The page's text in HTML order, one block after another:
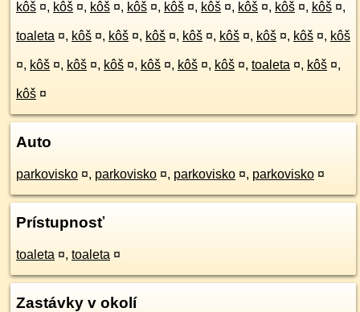
kôš ¤, kôš ¤, kôš ¤, kôš ¤, kôš ¤, kôš ¤, kôš ¤, kôš ¤, kôš ¤,
toaleta ¤, kôš ¤, kôš ¤, kôš ¤, kôš ¤, kôš ¤, kôš ¤, kôš ¤, kôš
¤, kôš ¤, kôš ¤, kôš ¤, kôš ¤, kôš ¤, kôš ¤, toaleta ¤, kôš ¤,
kôš ¤
Auto
parkovisko ¤, parkovisko ¤, parkovisko ¤, parkovisko ¤
Prístupnosť
toaleta ¤, toaleta ¤
Zastávky v okolí